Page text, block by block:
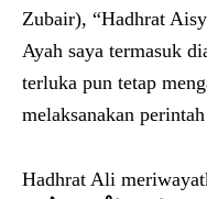
Zubair), “Hadhrat
Ayah saya termasuk
terluka pun tetap
melaksanakan
Hadhrat Ali